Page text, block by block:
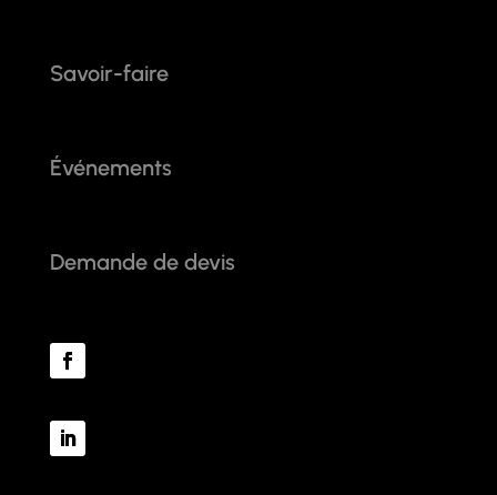
Savoir-faire
Événements
Demande de devis